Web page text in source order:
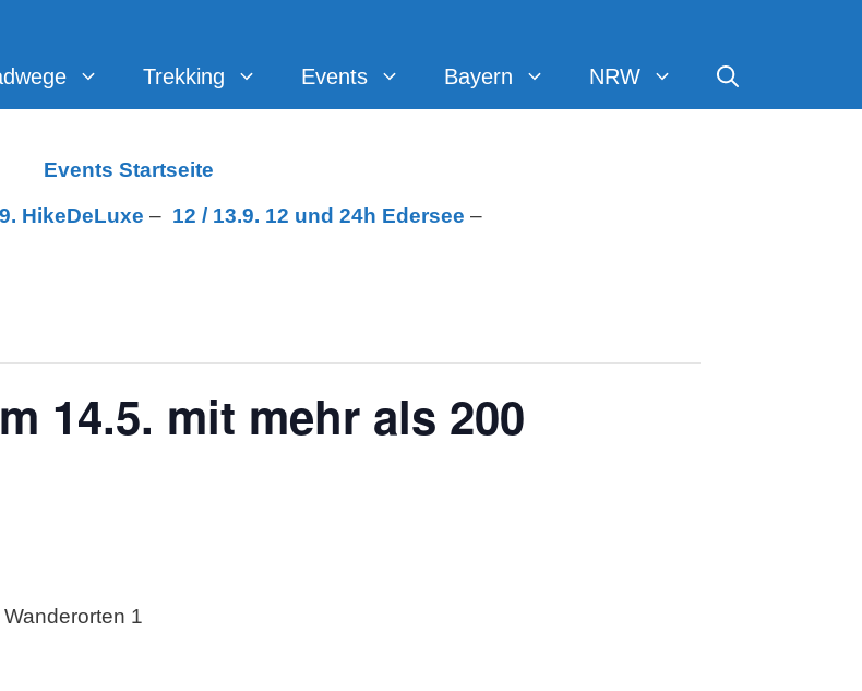
Trekking Events Bayern NRW
Events Startseite
HikeDeLuxe – 12 / 13.9. 12 und 24h Edersee –
14.5. mit mehr als 200